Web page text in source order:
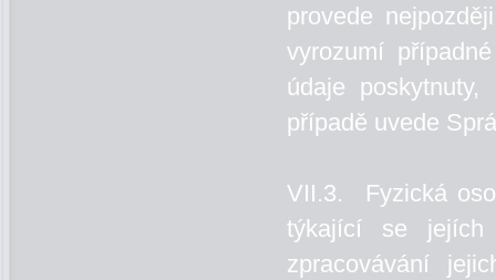
provede
vyrozumí
údaje
případě uvede
VII.3. Fyzická
týkající se
zpracovávání